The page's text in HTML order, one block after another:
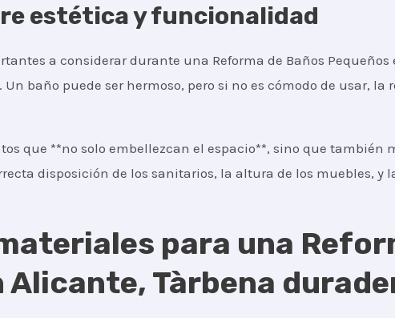
estética y funcionalidad
a considerar durante una Reforma de Baños
baño puede ser hermoso, pero si no es cómodo de usar,
que **no solo embellezcan el espacio**, sino que también
disposición de los sanitarios, la altura de los muebles, y
para una
Alicante, Tàrbena